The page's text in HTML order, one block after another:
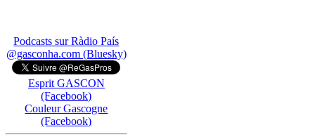
Podcasts sur Ràdio País
@gasconha.com (Bluesky)
Esprit GASCON
(Facebook)
Couleur Gascogne
(Facebook)